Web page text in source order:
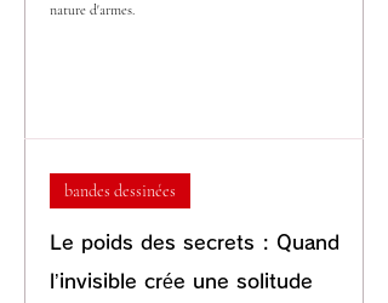
nature d'armes.
Le poids des secrets : Quand
l’invisible crée une solitude
bandes dessinées